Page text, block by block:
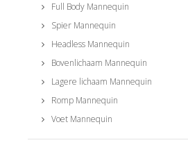
Full Body Mannequin
Spier Mannequin
Headless Mannequin
Bovenlichaam Mannequin
Lagere lichaam Mannequin
Romp Mannequin
Voet Mannequin